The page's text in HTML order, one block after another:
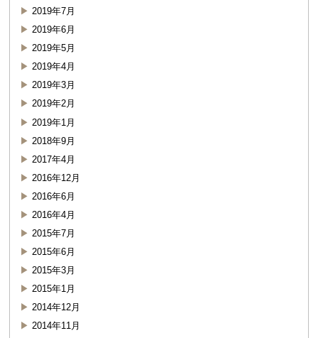
2019年7月
2019年6月
2019年5月
2019年4月
2019年3月
2019年2月
2019年1月
2018年9月
2017年4月
2016年12月
2016年6月
2016年4月
2015年7月
2015年6月
2015年3月
2015年1月
2014年12月
2014年11月